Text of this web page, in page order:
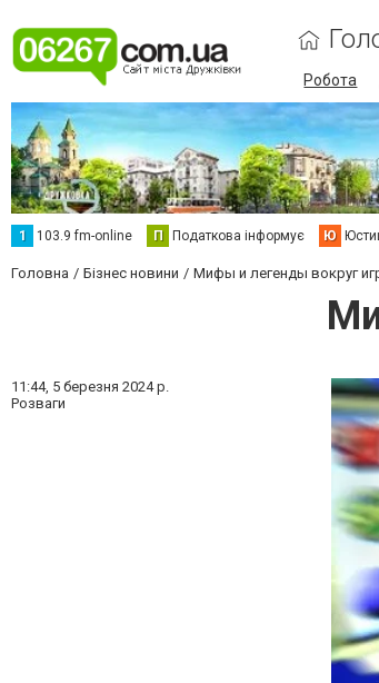
Робота
1 103.9 fm-online П Податкова інформує Ю
Головна Бізнес новини Мифы и легенды вокруг
11:44, 5 березня 2024 р.
Розваги